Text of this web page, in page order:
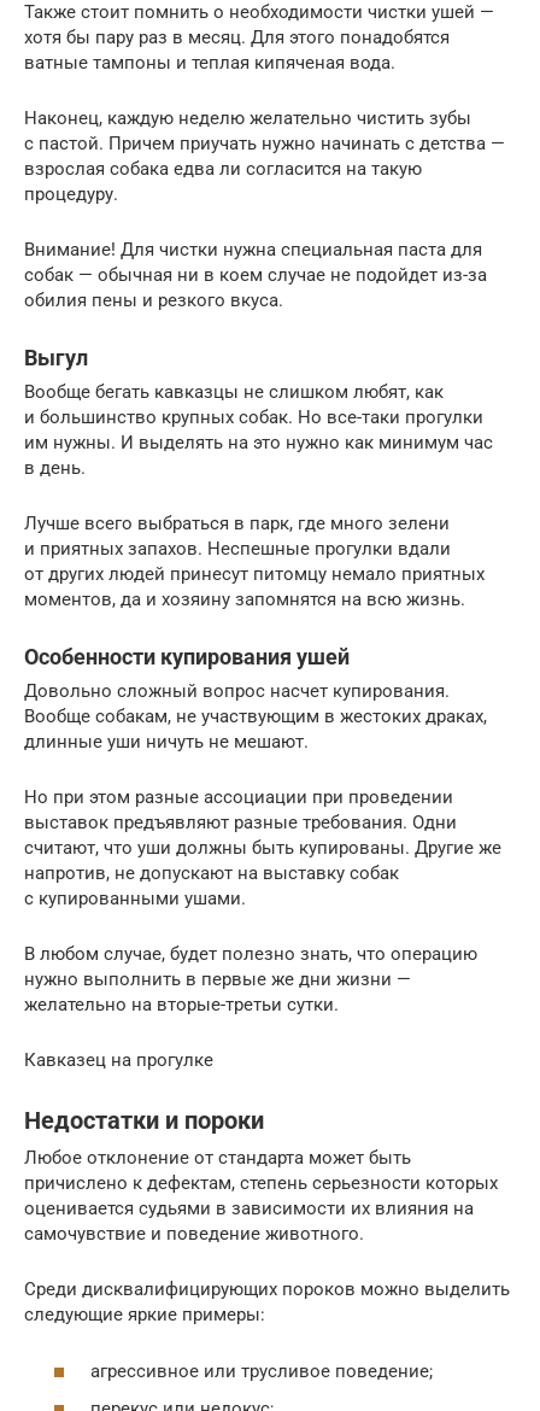
Также стоит помнить о необходимости чистки ушей —
хотя бы пару раз в месяц. Для этого понадобятся
ватные тампоны и теплая кипяченая вода.
Наконец, каждую неделю желательно чистить зубы
с пастой. Причем приучать нужно начинать с детства —
взрослая собака едва ли согласится на такую
процедуру.
Внимание! Для чистки нужна специальная паста для
собак — обычная ни в коем случае не подойдет из-за
обилия пены и резкого вкуса.
Выгул
Вообще бегать кавказцы не слишком любят, как
и большинство крупных собак. Но все-таки прогулки
им нужны. И выделять на это нужно как минимум час
в день.
Лучше всего выбраться в парк, где много зелени
и приятных запахов. Неспешные прогулки вдали
от других людей принесут питомцу немало приятных
моментов, да и хозяину запомнятся на всю жизнь.
Особенности купирования ушей
Довольно сложный вопрос насчет купирования.
Вообще собакам, не участвующим в жестоких драках,
длинные уши ничуть не мешают.
Но при этом разные ассоциации при проведении
выставок предъявляют разные требования. Одни
считают, что уши должны быть купированы. Другие же
напротив, не допускают на выставку собак
с купированными ушами.
В любом случае, будет полезно знать, что операцию
нужно выполнить в первые же дни жизни —
желательно на вторые-третьи сутки.
Кавказец на прогулке
Недостатки и пороки
Любое отклонение от стандарта может быть
причислено к дефектам, степень серьезности которых
оценивается судьями в зависимости их влияния на
самочувствие и поведение животного.
Среди дисквалифицирующих пороков можно выделить
следующие яркие примеры:
агрессивное или трусливое поведение;